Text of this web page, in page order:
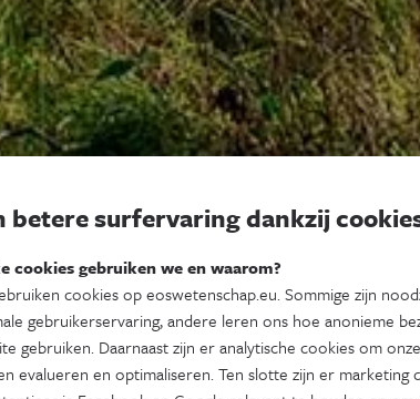
betere surfervaring dankzij
cookies gebruiken we en waarom?
cookies op eoswetenschap.eu. Sommige zijn
gebruikerservaring, andere leren ons hoe anonieme
gebruiken. Daarnaast zijn er analytische cookies om
evalueren en optimaliseren. Ten slotte zijn er marketing